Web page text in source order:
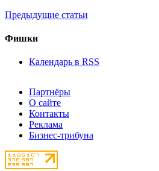
Предыдущие статьи
Фишки
Календарь в RSS
Партнёры
О сайте
Контакты
Реклама
Бизнес-трибуна